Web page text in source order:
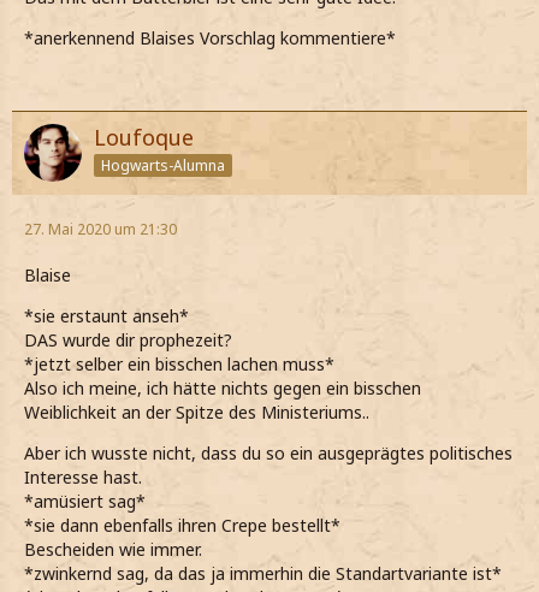
*anerkennend Blaises Vorschlag kommentiere*
Loufoque
Hogwarts-Alumna
27. Mai 2020 um 21:30
Blaise
*sie erstaunt anseh*
DAS wurde dir prophezeit?
*jetzt selber ein bisschen lachen muss*
Also ich meine, ich hätte nichts gegen ein bisschen
Weiblichkeit an der Spitze des Ministeriums..
Aber ich wusste nicht, dass du so ein ausgeprägtes politisches
Interesse hast.
*amüsiert sag*
*sie dann ebenfalls ihren Crepe bestellt*
Bescheiden wie immer.
*zwinkernd sag, da das ja immerhin die Standartvariante ist*